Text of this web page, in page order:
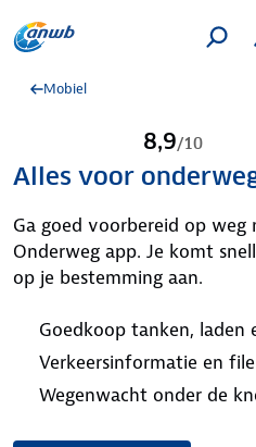
Mobiel
8,9/10
Alles voor
Ga goed voorbereid op weg
Onderweg app. Je komt
op je bestemming aan.
Goedkoop tanken, laden
Verkeersinformatie en
Wegenwacht onder de